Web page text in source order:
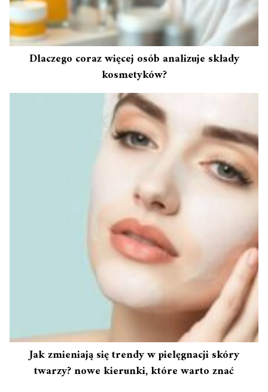
Dlaczego coraz więcej osób analizuje składy
kosmetyków?
Jak zmieniają się trendy w pielęgnacji skóry
twarzy? nowe kierunki, które warto znać